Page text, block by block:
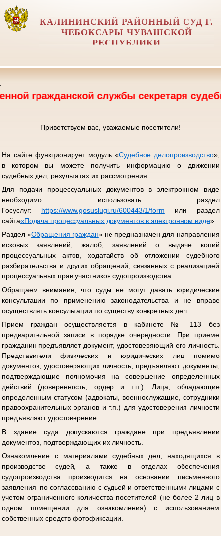
КАЛИНИНСКИЙ РАЙОННЫЙ СУД Г.
ЧЕБОКСАРЫ ЧУВАШСКОЙ
РЕСПУБЛИКИ
службы секретаря судебного
Приветствуем вас, уважаемые посетители!
На сайте функционирует модуль «Судебное делопроизводство»,
в котором вы можете получить информацию о движении
судебных дел, результатах их рассмотрения.
Для подачи процессуальных документов в электронном виде
необходимо использовать раздел
Госуслуг: https://www.gosuslugi.ru/600443/1/form или раздел
сайта«Подача процессуальных документов в электронном виде».
Раздел «Обращения граждан» не предназначен для направления
исковых заявлений, жалоб, заявлений о выдаче копий
процессуальных актов, ходатайств об отложении судебного
разбирательства и других обращений, связанных с реализацией
процессуальных прав участников судопроизводства.
Обращаем внимание, что суды не могут давать юридические
консультации по применению законодательства и не вправе
осуществлять консультации по существу конкретных дел.
Прием граждан осуществляется в кабинете № 113 без
предварительной записи в порядке очередности. При приеме
гражданин предъявляет документ, удостоверяющий его личность.
Представители физических и юридических лиц помимо
документов, удостоверяющих личность, предъявляют документы,
подтверждающие полномочия на совершение определенных
действий (доверенность, ордер и т.п.). Лица, обладающие
определенным статусом (адвокаты, военнослужащие, сотрудники
правоохранительных органов и т.п.) для удостоверения личности
предъявляют удостоверение.
В здание суда допускаются граждане при предъявлении
документов, подтверждающих их личность.
Ознакомление с материалами судебных дел, находящихся в
производстве судей, а также в отделах обеспечения
судопроизводства производится на основании письменного
заявления, по согласованию с судьей и ответственными лицами с
учетом ограниченного количества посетителей (не более 2 лиц в
одном помещении для ознакомления) с использованием
собственных средств фотофиксации.